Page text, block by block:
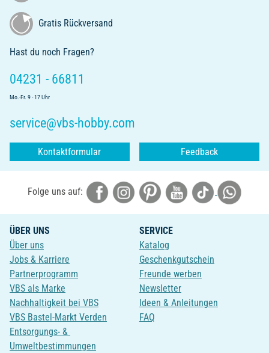
Gratis Rückversand
Hast du noch Fragen?
04231 - 66811
Mo.-Fr. 9 - 17 Uhr
service@vbs-hobby.com
Kontaktformular Feedback
Folge uns auf:
ÜBER UNS
Über uns
Jobs & Karriere
Partnerprogramm
VBS als Marke
Nachhaltigkeit bei VBS
VBS Bastel-Markt Verden
Entsorgungs- &
Umweltbestimmungen
SERVICE
Katalog
Geschenkgutschein
Freunde werben
Newsletter
Ideen & Anleitungen
FAQ